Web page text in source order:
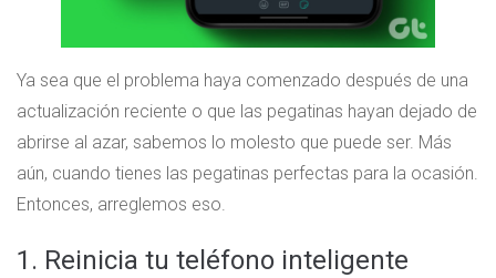
Ya sea que el problema haya comenzado después de una
actualización reciente o que las pegatinas hayan dejado de
abrirse al azar, sabemos lo molesto que puede ser. Más
aún, cuando tienes las pegatinas perfectas para la ocasión.
Entonces, arreglemos eso.
1. Reinicia tu teléfono inteligente